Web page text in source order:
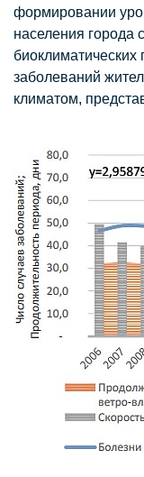
формировании
населения города
биоклиматических
заболеваний
климатом,